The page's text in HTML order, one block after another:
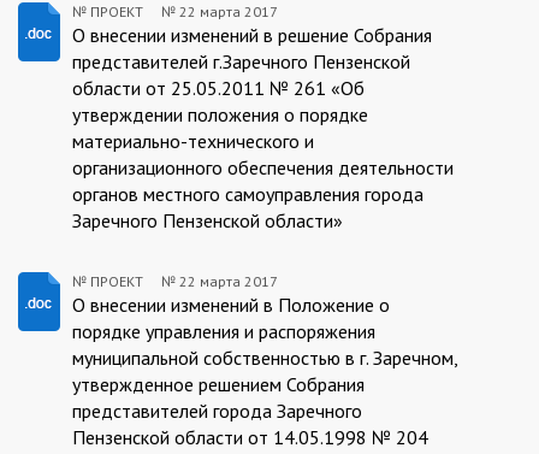
ПРОЕКТ:2017-
№ ПРОЕКТ № 22 марта 2017
О внесении изменений в решение Собрания
представителей г.Заречного Пензенской
области от 25.05.2011 № 261 «Об
утверждении положения о порядке
материально-технического и
организационного обеспечения деятельности
органов местного самоуправления города
Заречного Пензенской области»
ПРОЕКТ:2017-
№ ПРОЕКТ № 22 марта 2017
О внесении изменений в Положение о
порядке управления и распоряжения
муниципальной собственностью в г. Заречном,
утвержденное решением Собрания
представителей города Заречного
Пензенской области от 14.05.1998 № 204